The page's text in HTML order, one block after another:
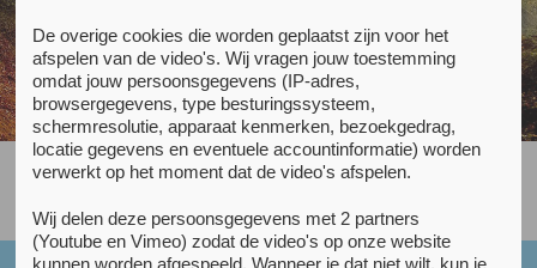
Steek een kaarsje aan
De overige cookies die worden geplaatst zijn voor het
afspelen van de video's. Wij vragen jouw toestemming
omdat jouw persoonsgegevens (IP-adres,
browsergegevens, type besturingssysteem,
schermresolutie, apparaat kenmerken, bezoekgedrag,
locatie gegevens en eventuele accountinformatie) worden
verwerkt op het moment dat de video's afspelen.
Wij delen deze persoonsgegevens met 2 partners
(Youtube en Vimeo) zodat de video's op onze website
kunnen worden afgespeeld. Wanneer je dat niet wilt, kun je